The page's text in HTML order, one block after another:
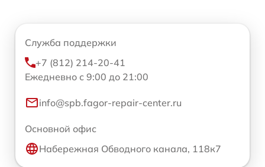
Служба поддержки
+7 (812) 214-20-41
Ежедневно с 9:00 до 21:00
info@spb.fagor-repair-center.ru
Основной офис
Набережная Обводного канала, 118к7